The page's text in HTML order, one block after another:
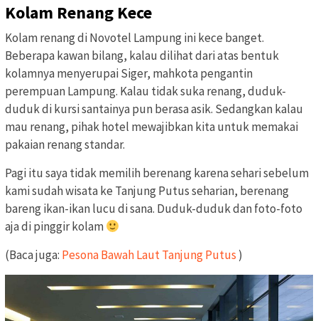
Kolam Renang Kece
Kolam renang di Novotel Lampung ini kece banget.
Beberapa kawan bilang, kalau dilihat dari atas bentuk
kolamnya menyerupai Siger, mahkota pengantin
perempuan Lampung. Kalau tidak suka renang, duduk-
duduk di kursi santainya pun berasa asik. Sedangkan kalau
mau renang, pihak hotel mewajibkan kita untuk memakai
pakaian renang standar.
Pagi itu saya tidak memilih berenang karena sehari sebelum
kami sudah wisata ke Tanjung Putus seharian, berenang
bareng ikan-ikan lucu di sana. Duduk-duduk dan foto-foto
aja di pinggir kolam
(Baca juga: Pesona Bawah Laut Tanjung Putus )